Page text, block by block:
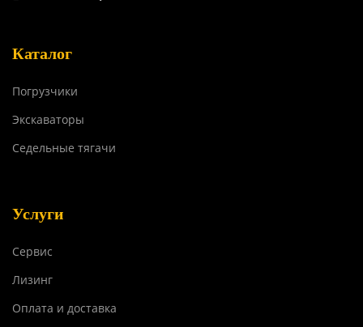
Каталог
Погрузчики
Экскаваторы
Седельные тягачи
Услуги
Сервис
Лизинг
Оплата и доставка